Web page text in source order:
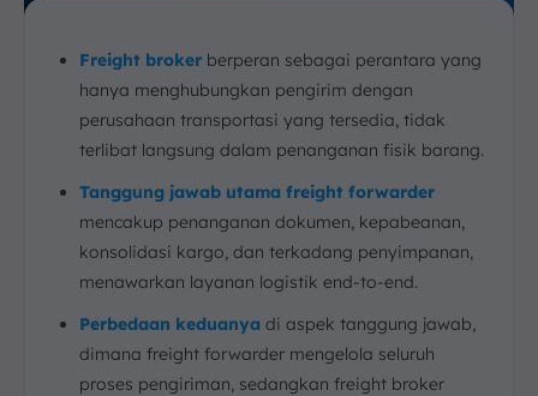
Freight broker berperan sebagai perantara yang
hanya menghubungkan pengirim dengan
perusahaan transportasi yang tersedia, tidak
terlibat langsung dalam penanganan fisik barang.
Tanggung jawab utama freight forwarder
mencakup penanganan dokumen, kepabeanan,
konsolidasi kargo, dan terkadang penyimpanan,
menawarkan layanan logistik end-to-end.
Perbedaan keduanya di aspek tanggung jawab,
dimana freight forwarder mengelola seluruh
proses pengiriman, sedangkan freight broker